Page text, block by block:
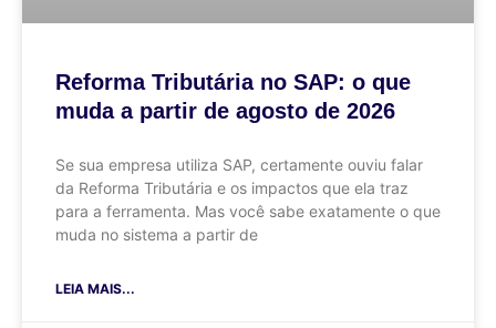
Reforma Tributária no SAP: o que
muda a partir de agosto de 2026
Se sua empresa utiliza SAP, certamente ouviu falar
da Reforma Tributária e os impactos que ela traz
para a ferramenta. Mas você sabe exatamente o que
muda no sistema a partir de
LEIA MAIS...